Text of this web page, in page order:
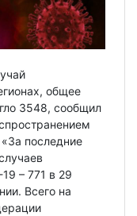
общее
3548, сообщил
последние
– 771 в 29
Всего на